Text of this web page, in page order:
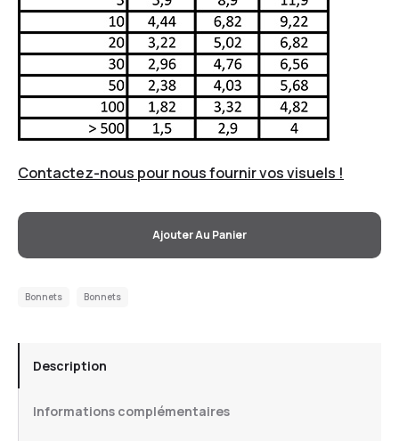
Contactez-nous pour nous fournir vos visuels !
Ajouter Au Panier
Bonnets Bonnets
Description
Informations complémentaires